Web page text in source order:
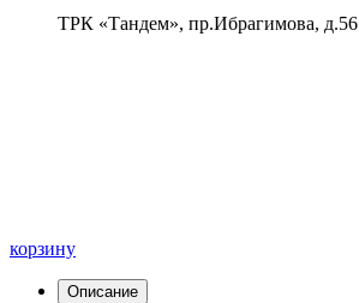
ТРК «Тандем», пр.Ибрагимова, д.56
корзину
Описание